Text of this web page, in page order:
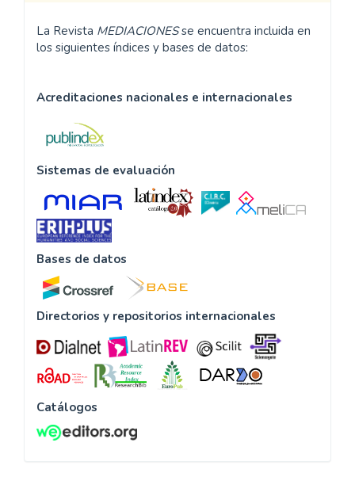
La Revista MEDIACIONESse encuentra incluida en
los siguientes índices y bases de datos:
Acreditaciones nacionales e internacionales
Sistemas de evaluación
Bases de datos
Directorios y repositorios internacionales
Catálogos